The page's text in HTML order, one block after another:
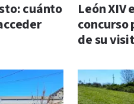
cuánto
León XIV
concurso
de su